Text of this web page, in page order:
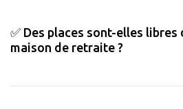
✅ Des places sont-elles libres
maison de retraite ?